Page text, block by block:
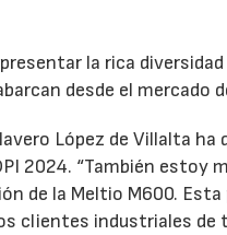
la rica
desde el mercado
López de Villalta
2024. “También estoy
de la Meltio M600.
clientes industriales